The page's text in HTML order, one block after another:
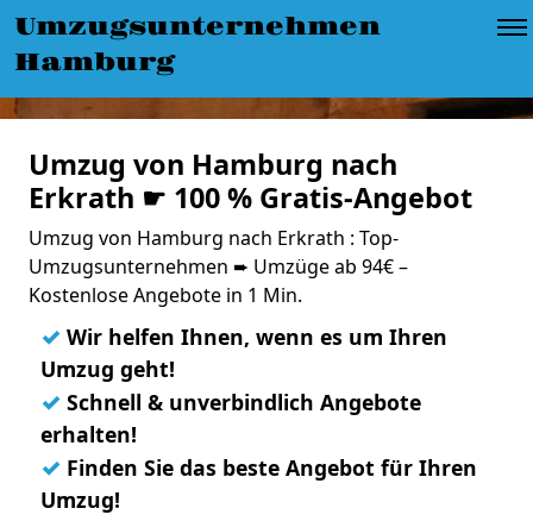
Umzugsunternehmen
Hamburg
Umzug von Hamburg nach
Erkrath ☛ 100 % Gratis-Angebot
Umzug von Hamburg nach Erkrath : Top-
Umzugsunternehmen ➨ Umzüge ab 94€ –
Kostenlose Angebote in 1 Min.
✓ Wir helfen Ihnen, wenn es um Ihren
Umzug geht!
✓ Schnell & unverbindlich Angebote
erhalten!
✓ Finden Sie das beste Angebot für Ihren
Umzug!